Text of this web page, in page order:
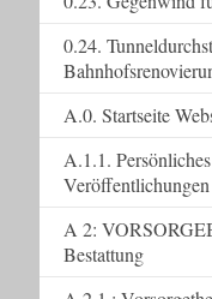
0.24.
A.0. Startseite
A.1.1.
Veröffentlichungen
A 2:
Bestattung